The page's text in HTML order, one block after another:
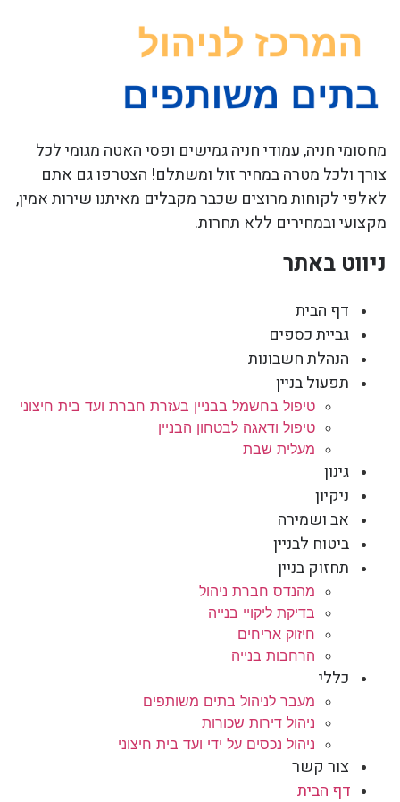
מחסומי חניה, עמודי חניה גמישים ופסי האטה מגומי לכל
צורך ולכל מטרה במחיר זול ומשתלם! הצטרפו גם אתם
לאלפי לקוחות מרוצים שכבר מקבלים מאיתנו שירות אמין,
מקצועי ובמחירים ללא תחרות.
ניווט באתר
דף הבית
גביית כספים
הנהלת חשבונות
תפעול בניין
טיפול בחשמל בבניין בעזרת חברת ועד בית חיצוני
טיפול ודאגה לבטחון הבניין
מעלית שבת
גינון
ניקיון
אב ושמירה
ביטוח לבניין
תחזוק בניין
מהנדס חברת ניהול
בדיקת ליקויי בנייה
חיזוק אריחים
הרחבות בנייה
כללי
מעבר לניהול בתים משותפים
ניהול דירות שכורות
ניהול נכסים על ידי ועד בית חיצוני
צור קשר
דף הבית